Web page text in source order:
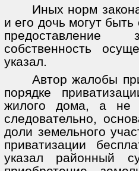
Иных норм
и его дочь могут
собственность
указал.
Автор жалобы
порядке
жилого дома, а не
следовательно,
доли земельного
приватизации
указал районный